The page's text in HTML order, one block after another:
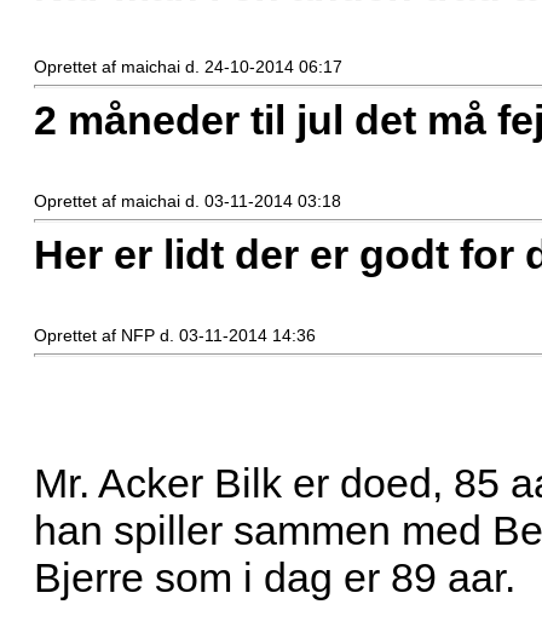
Oprettet af maichai d. 24-10-2014 06:17
2 måneder til jul det må
Oprettet af maichai d. 03-11-2014 03:18
Her er lidt der er godt for
Oprettet af NFP d. 03-11-2014 14:36
Mr. Acker Bilk er doed, 85
han spiller sammen med
Bjerre som i dag er 89 aar.